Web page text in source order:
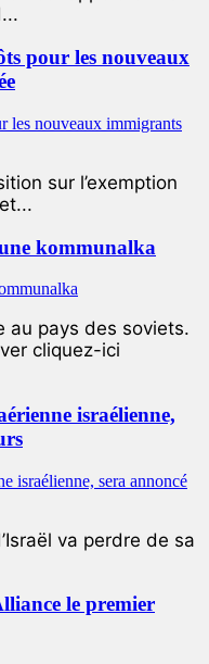
pour les nouveaux
sur l’exemption
kommunalka
au pays des soviets.
cliquez-ici
israélienne,
va perdre de sa
le premier